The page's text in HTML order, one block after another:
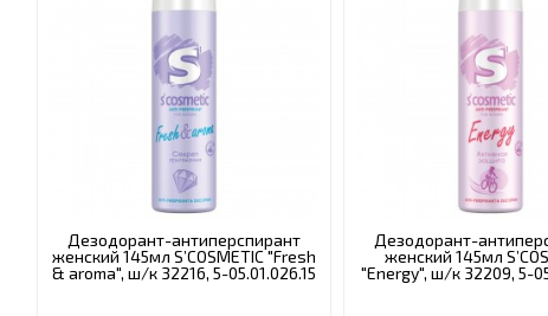
Дезодорант-антиперспирант
женский 145мл S’COSMETIC "Fresh
& aroma", ш/к 32216, 5-05.01.026.15
Дезодорант-
женский 145мл
"Energy", ш/к 32209, 5-